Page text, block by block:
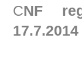
CNF
17.7.2014